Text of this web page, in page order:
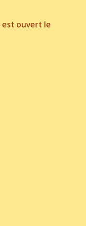
est ouvert le